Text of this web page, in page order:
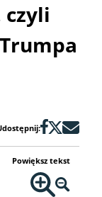
Powiększ tekst